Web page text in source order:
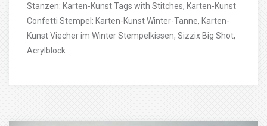
Stanzen: Karten-Kunst Tags with Stitches, Karten-Kunst
Confetti Stempel: Karten-Kunst Winter-Tanne, Karten-
Kunst Viecher im Winter Stempelkissen, Sizzix Big Shot,
Acrylblock